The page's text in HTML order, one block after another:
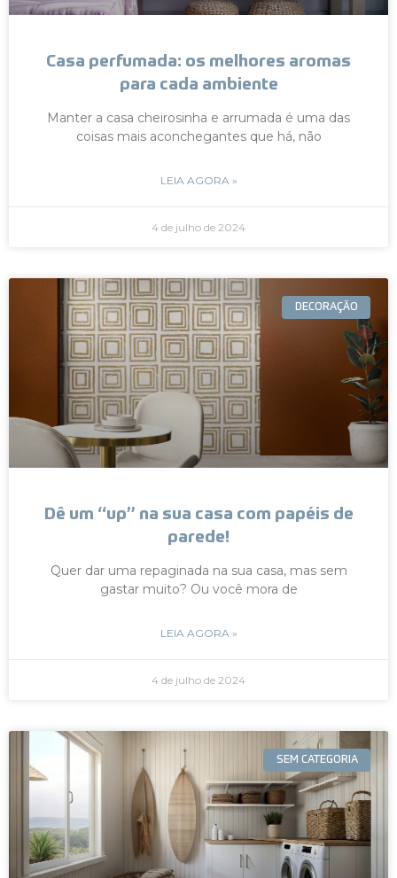
Casa perfumada: os melhores aromas
para cada ambiente
Manter a casa cheirosinha e arrumada é uma das
coisas mais aconchegantes que há, não
LEIA AGORA »
4 de julho de 2024
DECORAÇÃO
Dê um “up” na sua casa com papéis de
parede!
Quer dar uma repaginada na sua casa, mas sem
gastar muito? Ou você mora de
LEIA AGORA »
4 de julho de 2024
SEM CATEGORIA